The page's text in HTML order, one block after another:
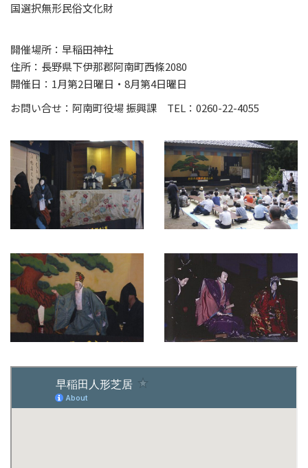
国選択無形民俗文化財
開催場所：早稲田神社
住所：長野県下伊那郡阿南町西條2080
開催日：1月第2日曜日・8月第4日曜日
お問い合せ：阿南町役場 振興課 TEL：0260-22-4055